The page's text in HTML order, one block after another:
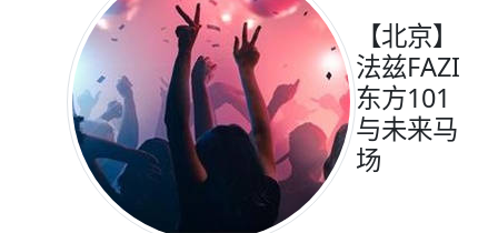
【北京】
法兹FAZI
东方101
与未来马
场